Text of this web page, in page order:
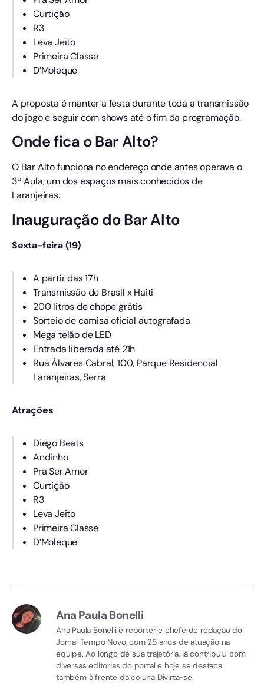
Curtição
R3
Leva Jeito
Primeira Classe
D’Moleque
A proposta é manter a festa durante toda a transmissão
do jogo e seguir com shows até o fim da programação.
Onde fica o Bar Alto?
O Bar Alto funciona no endereço onde antes operava o
3ª Aula, um dos espaços mais conhecidos de
Laranjeiras.
Inauguração do Bar Alto
Sexta-feira (19)
A partir das 17h
Transmissão de Brasil x Haiti
200 litros de chope grátis
Sorteio de camisa oficial autografada
Mega telão de LED
Entrada liberada até 21h
Rua Álvares Cabral, 100, Parque Residencial
Laranjeiras, Serra
Atrações
Diego Beats
Andinho
Pra Ser Amor
Curtição
R3
Leva Jeito
Primeira Classe
D’Moleque
Ana Paula Bonelli
Ana Paula Bonelli é repórter e chefe de redação do
Jornal Tempo Novo, com 25 anos de atuação na
equipe. Ao longo de sua trajetória, já contribuiu com
diversas editorias do portal e hoje se destaca
também à frente da coluna Divirta-se.